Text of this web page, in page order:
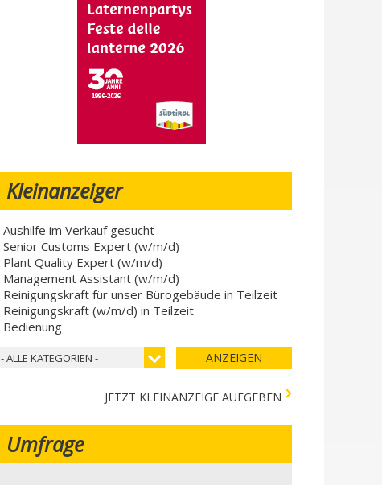
Kleinanzeiger
Aushilfe im Verkauf gesucht
Senior Customs Expert (w/m/d)
Plant Quality Expert (w/m/d)
Management Assistant (w/m/d)
Reinigungskraft für unser Bürogebäude in Teilzeit
Reinigungskraft (w/m/d) in Teilzeit
Bedienung
- ALLE KATEGORIEN - ANZEIGEN
JETZT KLEINANZEIGE AUFGEBEN
Umfrage